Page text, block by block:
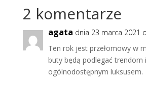
2 komentarze
agata dnia 23 marca 2021
Ten rok jest przełomowy w
buty będą podlegać trendom
ogólnodostępnym luksusem.